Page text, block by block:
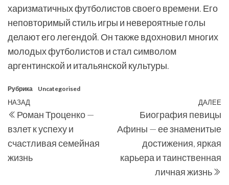
харизматичных футболистов своего времени. Его
неповторимый стиль игры и невероятные голы
делают его легендой. Он также вдохновил многих
молодых футболистов и стал символом
аргентинской и итальянской культуры.
Рубрика Uncategorised
Навигация
по
записям
Предыдущая
запись
НАЗАД
Роман Троценко —
взлет к успеху и
счастливая семейная
жизнь
ДАЛЕЕ
Биография певицы
Афины — ее знаменитые
достижения, яркая
карьера и таинственная
личная жизнь